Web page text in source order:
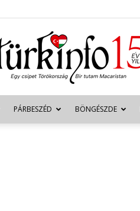
Türkinfo
PÁRBESZÉD BÖNGÉSZDE